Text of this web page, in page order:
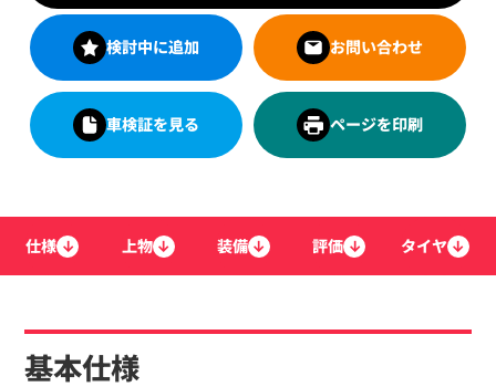
検討中に追加 お問い合わせ
車検証を見る ページを印刷
仕様 ↓ 上物 ↓ 装備 ↓ 評価 ↓ タイヤ ↓
基本仕様